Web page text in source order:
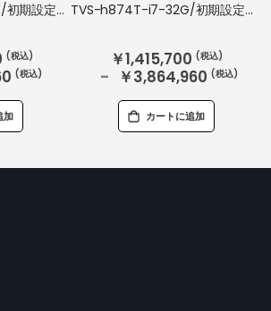
TVS-h874T-i9-64G/初期設定済/ドライブ搭載/5年標準保証
加
TVS-h874T-i7-32G/初期設定済/ドライブ搭載/5年標準保証
￥1,415,700
￥3,864,960
カートに追加